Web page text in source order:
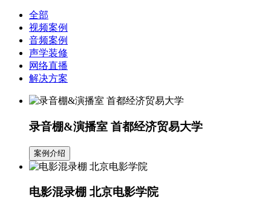
全部
视频案例
音频案例
声学装修
网络直播
解决方案
录音棚&演播室 首都经济贸易大学
案例介绍
电影混录棚 北京电影学院